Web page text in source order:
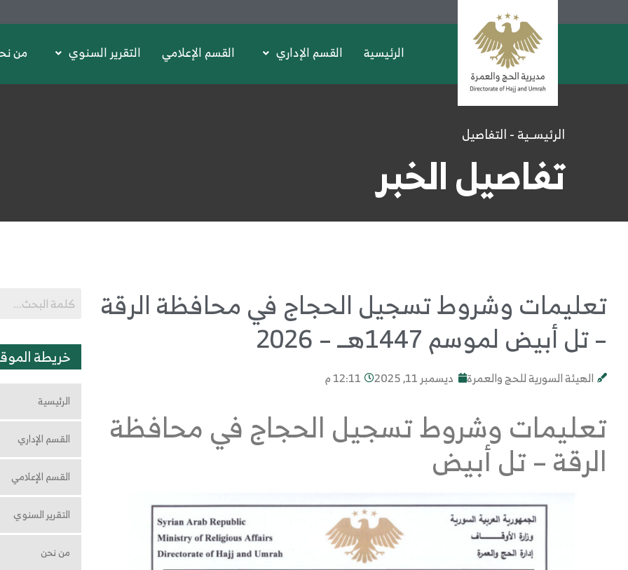
الرئيسية القسم الإداري القسم الإعلامي التقرير السنوي من
الرئيســية - التفاصيل
تفاصيل الخبر
تعليمات وشروط تسجيل الحجاج في محافظة الرقة
– تل أبيض لموسم 1447هــ – 2026
الهيئة السورية للحج والعمرة ديسمبر 11, 2025 12:11 م
تعليمات وشروط تسجيل الحجاج في محافظة
الرقة – تل أبيض
خريطة
الرئيسية
القسم الإداري
القسم الإعلامي
التقرير السنوي
من نحن